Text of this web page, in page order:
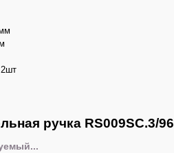
ручка RS009SC.3/96